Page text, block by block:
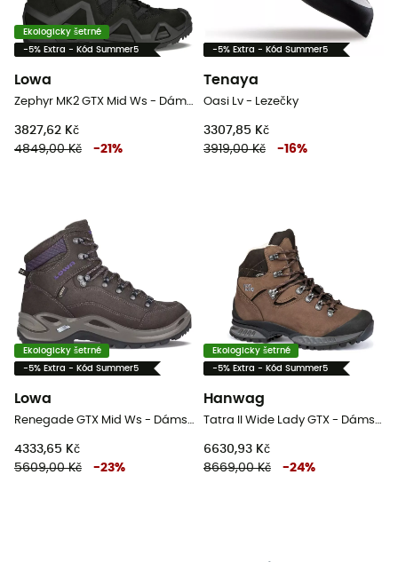
Ekologicky šetrné
-5% Extra - Kód Summer5
Lowa
Zephyr MK2 GTX Mid Ws - Dámské nízké turistické boty
3827,62 Kč
4849,00 Kč
-21 %
-5% Extra - Kód Summer5
Tenaya
Oasi Lv - Lezečky
3307,85 Kč
3919,00 Kč
-16%
Ekologicky šetrné
-5% Extra - Kód Summer5
Lowa
Renegade GTX Mid Ws - Dámské nízké turistické boty
4333,65 Kč
5609,00 Kč
-23%
Ekologicky šetrné
-5% Extra - Kód Summer5
Hanwag
Tatra II Wide Lady GTX - Dámské vysoké turistické boty
6630,93 Kč
8669,00 Kč
-24%